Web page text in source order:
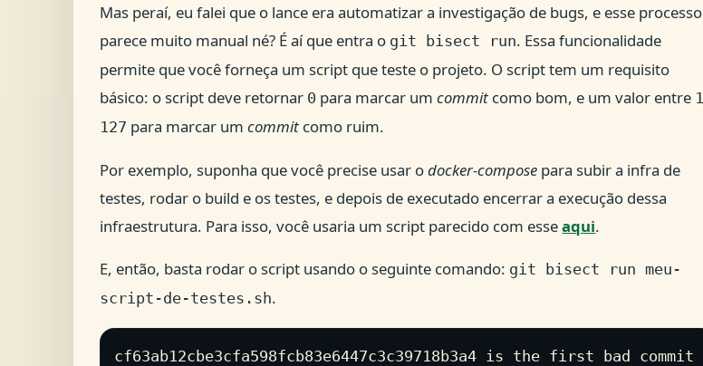
Mas peraí, eu falei que o lance era automatizar a investigação de bugs, e esse processo
parece muito manual né? É aí que entra o git bisect run. Essa funcionalidade
permite que você forneça um script que teste o projeto. O script tem um requisito
básico: o script deve retornar 0 para marcar umcommit como bom, e um valor entre 1
127 para marcar umcommit como ruim.
Por exemplo, suponha que você precise usar odocker-compose para subir a infra de
testes, rodar o build e os testes, e depois de executado encerrar a execução dessa
infraestrutura. Para isso, você usaria um script parecido com esseaqui.
E, então, basta rodar o script usando o seguinte comando: git bisect run meu-
script-de-testes.sh.
cf63ab12cbe3cfa598fcb83e6447c3c39718b3a4 is the first bad commit